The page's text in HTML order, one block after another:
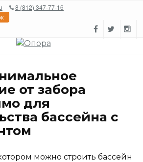
8 (812) 347-77-16
от забора
для
бассейна с
можно строить бассейн